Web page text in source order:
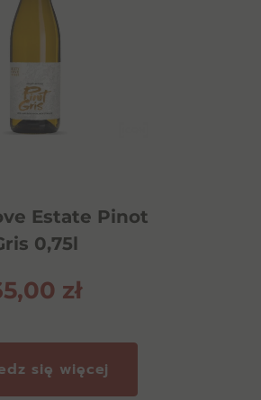
Estate Pinot
0,75l
zł
się więcej